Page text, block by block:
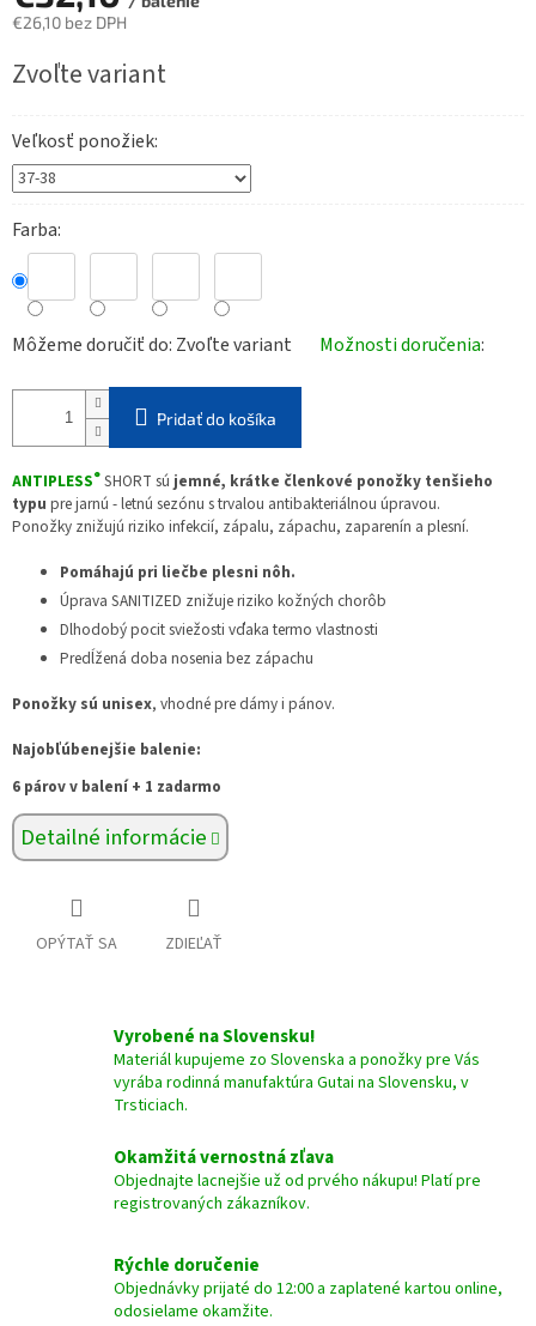
€26,10 bez DPH
cena:
Zvoľte variant
Veľkosť ponožiek
Farba
Môžeme doručiť do: Zvoľte variant Možnosti doručenia
Pridať do košíka
ANTIPLESS® SHORT sú jemné, krátke členkové ponožky tenšieho
typu pre jarnú - letnú sezónu s trvalou antibakteriálnou úpravou.
Ponožky znižujú riziko infekcií, zápalu, zápachu, zaparenín a plesní.
Pomáhajú pri liečbe plesni nôh.
Úprava SANITIZED znižuje riziko kožných chorôb
Dlhodobý pocit sviežosti vďaka termo vlastnosti
Predĺžená doba nosenia bez zápachu
Ponožky sú unisex, vhodné pre dámy i pánov.
Najobľúbenejšie balenie:
6 párov v balení + 1 zadarmo
Detailné informácie
OPÝTAŤ SA ZDIEĽAŤ
Vyrobené na Slovensku!
Materiál kupujeme zo Slovenska a ponožky pre Vás
vyrába rodinná manufaktúra Gutai na Slovensku, v
Trsticiach.
Okamžitá vernostná zľava
Objednajte lacnejšie už od prvého nákupu! Platí pre
registrovaných zákazníkov.
Rýchle doručenie
Objednávky prijaté do 12:00 a zaplatené kartou online,
odosielame okamžite.